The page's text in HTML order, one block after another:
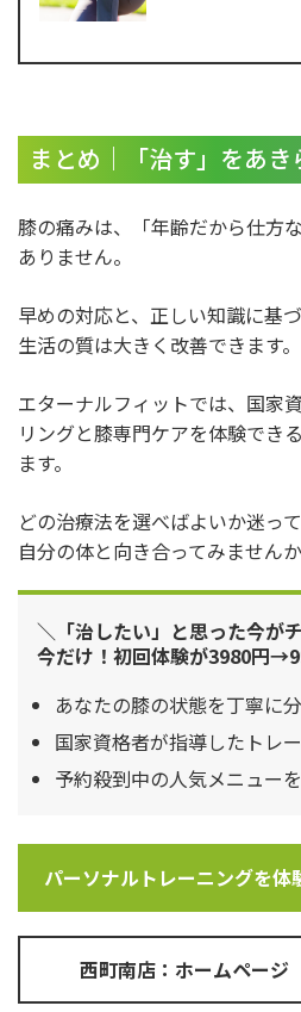
まとめ｜「治す」をあ
膝の痛みは、「年齢だから仕方
ありません。
早めの対応と、正しい知識に基
生活の質は大きく改善できます。
エターナルフィットでは、国家
リングと膝専門ケアを体験でき
ます。
どの治療法を選べばよいか迷っ
自分の体と向き合ってみません
＼「治したい」と思った今が
今だけ！初回体験が3980円
あなたの膝の状態を丁寧に
国家資格者が指導したトレ
予約殺到中の人気メニュー
パーソナルトレーニングを体
西町南店：ホームページ